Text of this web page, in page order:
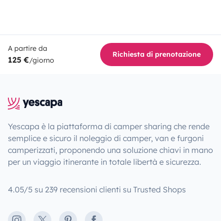
A partire da
125 €/giorno
Richiesta di prenotazione
Yescapa è la piattaforma di camper sharing che rende
semplice e sicuro il noleggio di camper, van e furgoni
camperizzati, proponendo una soluzione chiavi in mano
per un viaggio itinerante in totale libertà e sicurezza.
4.05/5 su 239 recensioni clienti su Trusted Shops